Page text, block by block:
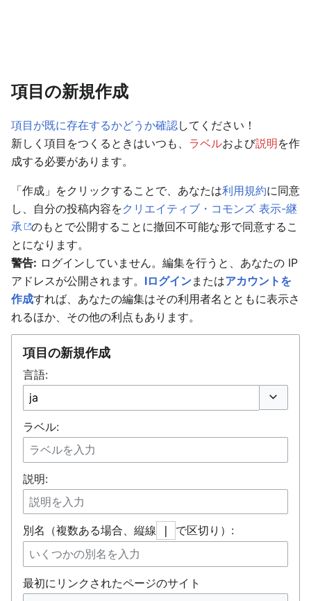
項目の新規作成
項目が既に存在するかどうか確認してください！
新しく項目をつくるときはいつも、 ラベルおよび説明を作
成する必要があります。
「作成」をクリックすることで、あなたは利用規約に同意
し、自分の投稿内容をクリエイティブ・コモンズ 表示-継
承
のもとで公開することに撤回不可能な形で同意するこ
とになります。
警告: ログインしていません。編集を行うと、あなたの IP
アドレスが公開されます。 lログインまたはアカウントを
作成すれば、あなたの編集はその利用者名とともに表示さ
れるほか、その他の利点もあります。
項目の新規作成
言語:
ラベル:
説明:
別名（複数ある場合、縦線 | で区切り）:
最初にリンクされたページのサイト